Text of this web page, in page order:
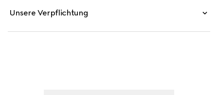
Unsere Verpflichtung